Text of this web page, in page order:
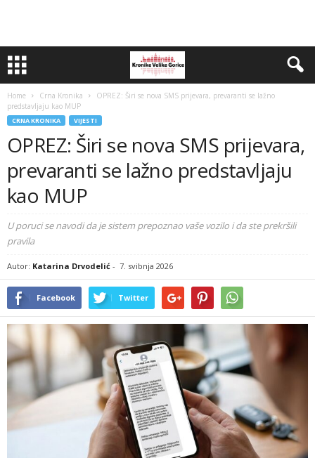
Home Crna Kronika
OPREZ: Širi se nova SMS prijevara, prevaranti se lažno
predstavljaju kao MUP
CRNA KRONIKA VIJESTI
OPREZ: Širi se nova SMS prijevara,
prevaranti se lažno predstavljaju
kao MUP
U poruci se navodi da je sistem prepoznao vaše vozilo i da ste prekršili
pravila
Autor: Katarina Drvodelić - 7. svibnja 2026
Facebook Twitter